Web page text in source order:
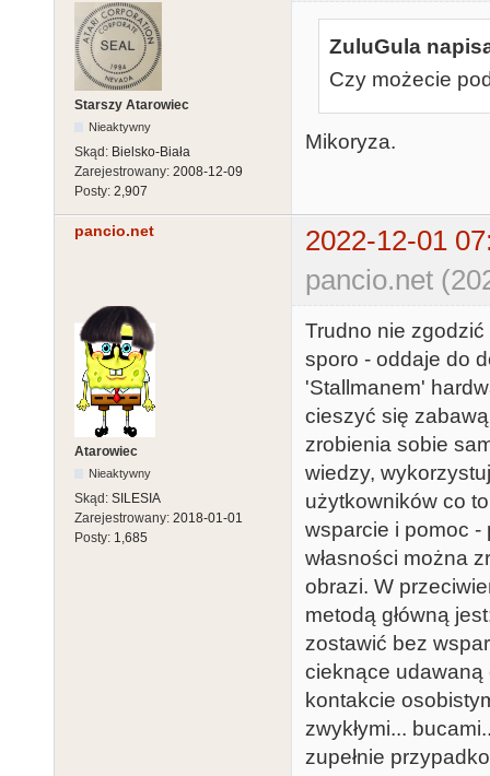
Starszy Atarowiec
Nieaktywny
Skąd: Bielsko-Biała
Zarejestrowany: 2008-12-09
Posty: 2,907
ZuluGula
Czy możecie
Mikoryza.
pancio.net
2022-12-01
pancio.net
Atarowiec
Nieaktywny
Skąd: SILESIA
Zarejestrowany: 2018-01-01
Posty: 1,685
Trudno nie zgodzić
sporo - oddaje do
'Stallmanem'
cieszyć się
zrobienia sobie
wiedzy,
użytkowników co
wsparcie i pomoc -
własności można
obrazi. W
metodą główną
zostawić bez
cieknące udawaną
kontakcie
zwykłymi...
zupełnie